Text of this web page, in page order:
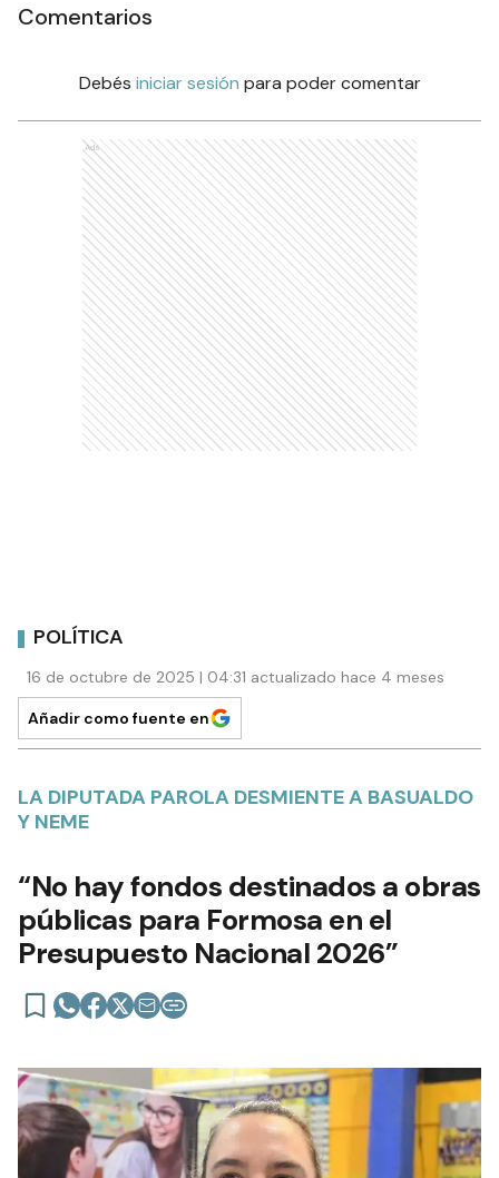
Comentarios
Debés iniciar sesión para poder comentar
Ads
POLÍTICA
16 de octubre de 2025 | 04:31 actualizado hace 4 meses
Añadir como fuente en
LA DIPUTADA PAROLA DESMIENTE A BASUALDO
Y NEME
“No hay fondos destinados a obras
públicas para Formosa en el
Presupuesto Nacional 2026”